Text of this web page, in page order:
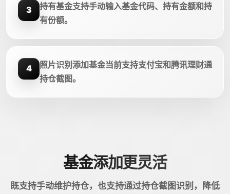
3
持有基金支持手动输入基金代码、持有金额和持
有份额。
4
照片识别添加基金当前支持支付宝和腾讯理财通
持仓截图。
基金添加更灵活
既支持手动维护持仓，也支持通过持仓截图识别，降低